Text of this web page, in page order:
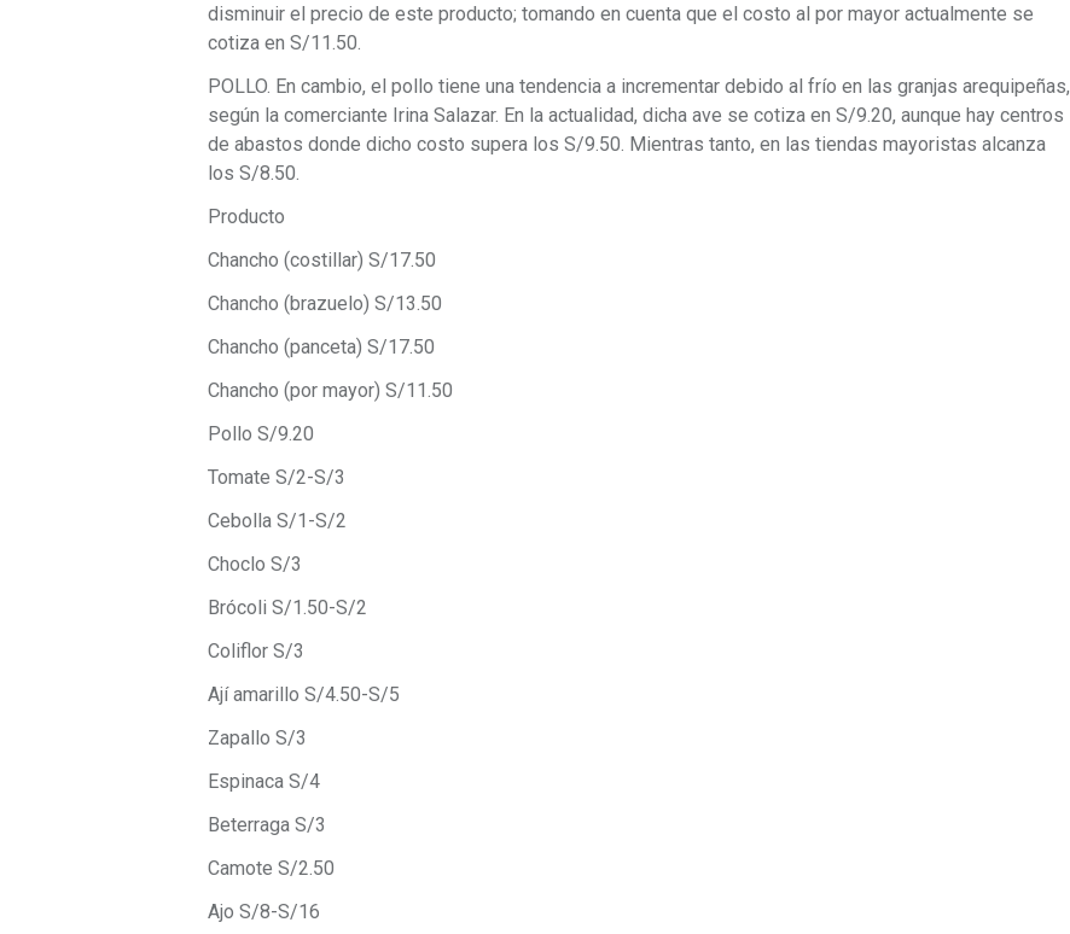
disminuir el precio de este producto; tomando en cuenta que el costo al por mayor actualmente se
cotiza en S/11.50.
POLLO. En cambio, el pollo tiene una tendencia a incrementar debido al frío en las granjas arequipeñas,
según la comerciante Irina Salazar. En la actualidad, dicha ave se cotiza en S/9.20, aunque hay centros
de abastos donde dicho costo supera los S/9.50. Mientras tanto, en las tiendas mayoristas alcanza
los S/8.50.
Producto
Chancho (costillar) S/17.50
Chancho (brazuelo) S/13.50
Chancho (panceta) S/17.50
Chancho (por mayor) S/11.50
Pollo S/9.20
Tomate S/2-S/3
Cebolla S/1-S/2
Choclo S/3
Brócoli S/1.50-S/2
Coliflor S/3
Ají amarillo S/4.50-S/5
Zapallo S/3
Espinaca S/4
Beterraga S/3
Camote S/2.50
Ajo S/8-S/16